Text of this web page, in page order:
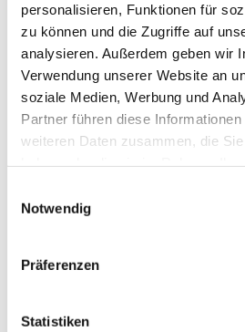
personalisieren, Funktionen für
zu können und die Zugriffe auf
analysieren. Außerdem geben wir
Verwendung unserer Website an
soziale Medien, Werbung und
Partner führen diese
weiteren Daten zusammen, die
Notwendig
Präferenzen
Statistiken
Superintendentin Saskia
Superintendent Steffen
Thematik der Zukunft der
beiden Kirchenkreise ein und
Stand der Diskussionen.
Zeitpunkt einer möglichen
zurückzustellen und stattdessen
zu erstellen.
Ideen für gemeinsame Themen
und sich daraus ergebenden
allen Ebenen über die inhaltliche